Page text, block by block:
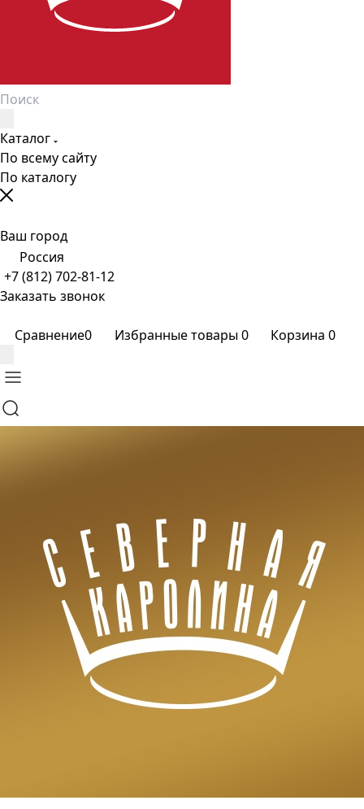
Каталог
По всему сайту
По каталогу
Ваш город
Россия
+7 (812) 702-81-12
Заказать звонок
Сравнение0 Избранные товары0 Корзина 0